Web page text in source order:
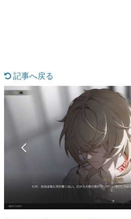
なんでゲームは面白
ゲーム開発者・hamatsu
具体的な形から解き明かし
です。
ゲームが変えた日本語
「経験値」「裏技」「ラ
の起源や用法の変遷を、
イニーP氏が徹底調査。
カテゴリ
記事へ戻る